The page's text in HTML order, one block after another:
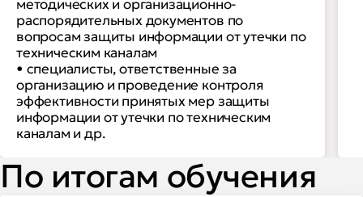
методических и организационно-
распорядительных документов по
вопросам защиты информации от утечки по
техническим каналам
• специалисты, ответственные за
организацию и проведение контроля
эффективности принятых мер защиты
информации от утечки по техническим
каналам и др.
По итогам обучения